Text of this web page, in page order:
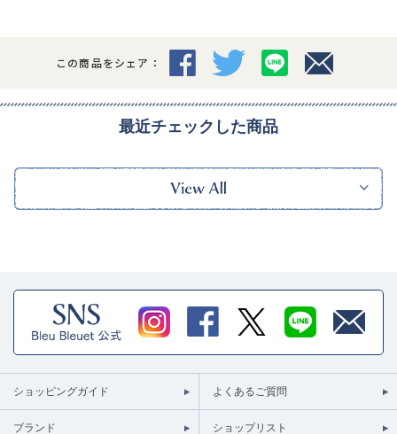
この商品をシェア：
最近チェックした商品
ショッピングガイド よくあるご質問
ブランド ショップリスト